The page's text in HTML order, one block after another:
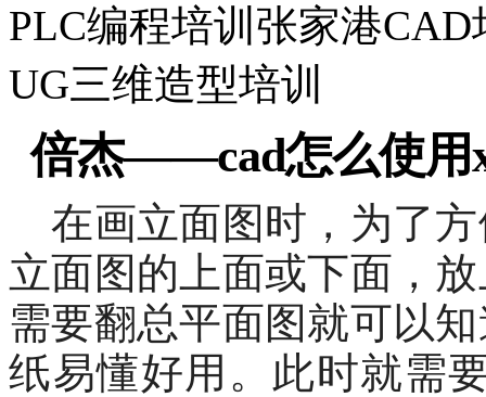
PLC编程培训张家港
UG三维造型培训
倍杰——cad怎么使用
在画立面图时，为了
立面图的上面或下面，
需要翻总平面图就可以
纸易懂好用。此时就需